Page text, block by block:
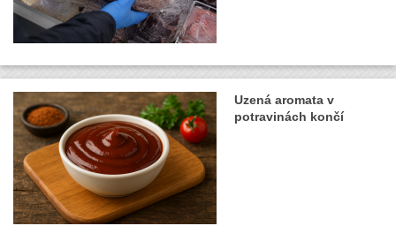
Uzená aromata v
potravinách končí